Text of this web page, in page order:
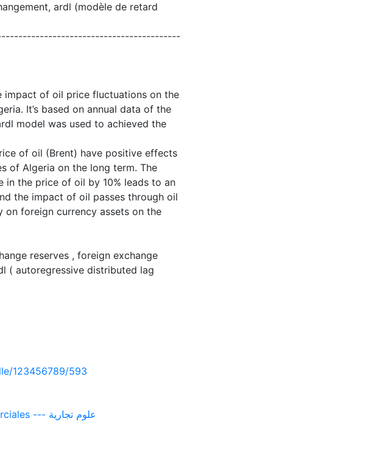
ardl (modèle de retard
impact of oil price fluctuations on the
It’s based on annual data of the
model was used to achieved the
of oil (Brent) have positive effects
of Algeria on the long term. The
in the price of oil by 10% leads to an
the impact of oil passes through oil
foreign currency assets on the
reserves , foreign exchange
( autoregressive distributed lag
123456789/593
- [ VRPG-Doc] Sciences commerciales --- علوم تجارية